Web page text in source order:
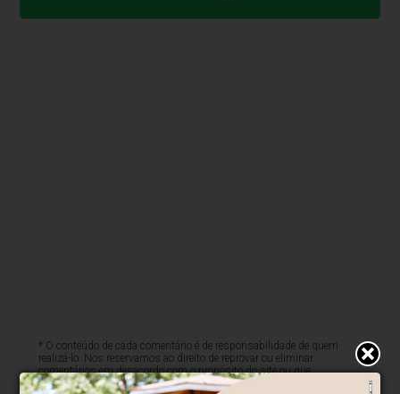
* O conteúdo de cada comentário é de responsabilidade de quem
realizá-lo. Nos reservamos ao direito de reprovar ou eliminar
comentários em desacordo com o propósito do site ou que
contenham palavras ofensivas.